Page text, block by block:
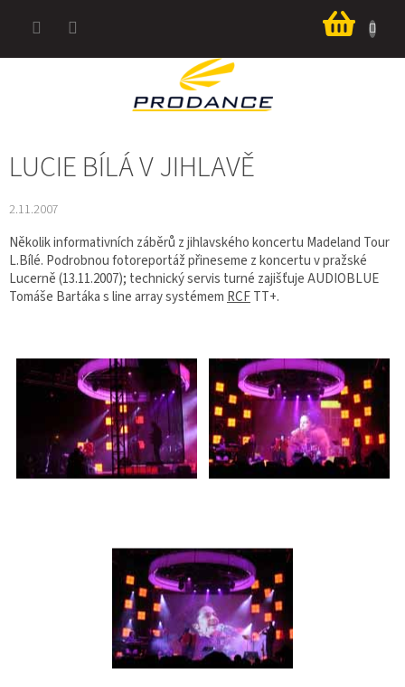
košík
LUCIE BÍLÁ V JIHLAVĚ
2.11.2007
Několik informativních záběrů z jihlavského koncertu Madeland Tour
L.Bílé. Podrobnou fotoreportáž přineseme z koncertu v pražské
Lucerně (13.11.2007); technický servis turné zajišťuje AUDIOBLUE
Tomáše Bartáka s line array systémem RCFTT+.